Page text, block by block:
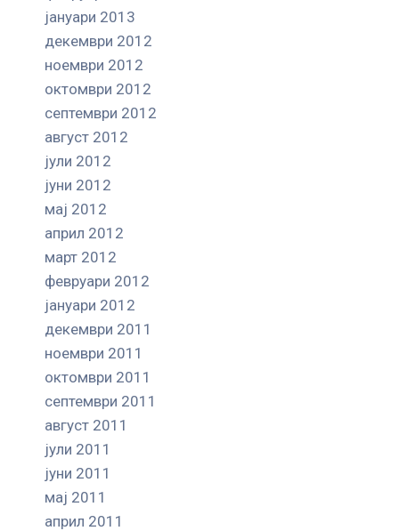
јануари 2013
декември 2012
ноември 2012
октомври 2012
септември 2012
август 2012
јули 2012
јуни 2012
мај 2012
април 2012
март 2012
февруари 2012
јануари 2012
декември 2011
ноември 2011
октомври 2011
септември 2011
август 2011
јули 2011
јуни 2011
мај 2011
април 2011